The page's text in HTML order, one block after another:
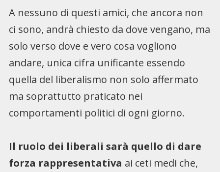
A nessuno di questi amici, che ancora non
ci sono, andrà chiesto da dove vengano, ma
solo verso dove e vero cosa vogliono
andare, unica cifra unificante essendo
quella del liberalismo non solo affermato
ma soprattutto praticato nei
comportamenti politici di ogni giorno.
Il ruolo dei liberali sarà quello di dare
forza rappresentativa ai ceti medi che,